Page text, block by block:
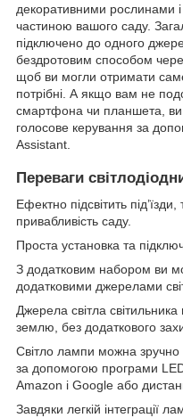
декоративними рослинами
частиною вашого саду.
підключено до одного
бездротовим способом
щоб ви могли отримати саме
потрібні. А якщо вам не
смартфона чи планшета,
голосове керування за
Assistant.
Переваги
Ефектно підсвітить
привабливість саду.
Проста установка та
З додатковим набором ви
додатковими джерелами
Джерела світла
землю, без додаткового
Світло лампи можна
за допомогою програми
Amazon і Google або
Завдяки легкій інтеграції